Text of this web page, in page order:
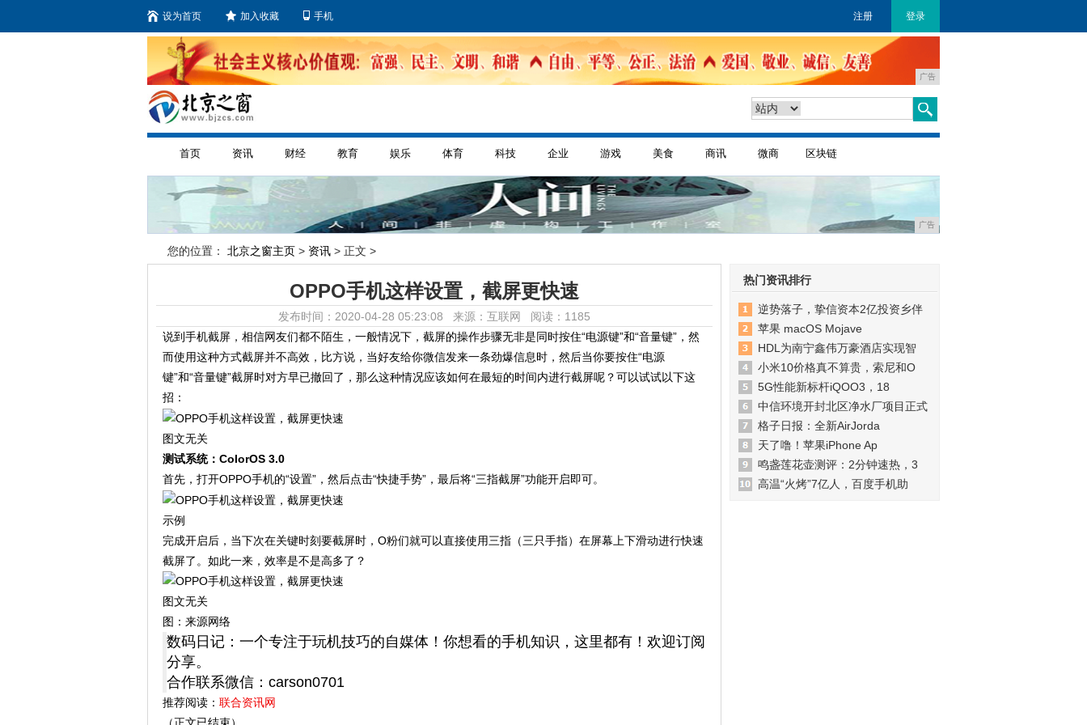
设为首页 加入收藏 手机 注册 登录
广告
首页 资讯 财经 教育 娱乐 体育 科技 企业 游戏 美食 商讯 微商 区块链
广告
您的位置： 北京之窗主页 > 资讯 > 正文 >
OPPO手机这样设置，截屏更快速
发布时间：2020-04-28 05:23:08 来源：互联网 阅读：1185
说到手机截屏，相信网友们都不陌生，一般情况下，截屏的操作步骤无非是同时按住“电源键”和“音量键”，然
而使用这种方式截屏并不高效，比方说，当好友给你微信发来一条劲爆信息时，然后当你要按住“电源
键”和“音量键”截屏时对方早已撤回了，那么这种情况应该如何在最短的时间内进行截屏呢？可以试试以下这
招：
图文无关
测试系统：ColorOS 3.0
首先，打开OPPO手机的“设置”，然后点击“快捷手势”，最后将“三指截屏”功能开启即可。
示例
完成开启后，当下次在关键时刻要截屏时，O粉们就可以直接使用三指（三只手指）在屏幕上下滑动进行快速
截屏了。如此一来，效率是不是高多了？
图文无关
图：来源网络
数码日记：一个专注于玩机技巧的自媒体！你想看的手机知识，这里都有！欢迎订阅
分享。
合作联系微信：carson0701
推荐阅读： 联合资讯网
热门资讯排行
逆势落子，挚信资本2亿投资乡伴
苹果 macOS Mojave
HDL为南宁鑫伟万豪酒店实现智
小米10价格真不算贵，索尼和O
5G性能新标杆iQOO3，18
中信环境开封北区净水厂项目正式
格子日报：全新AirJorda
天了噜！苹果iPhone Ap
鸣盏莲花壶测评：2分钟速热，3
高温“火烤”7亿人，百度手机助